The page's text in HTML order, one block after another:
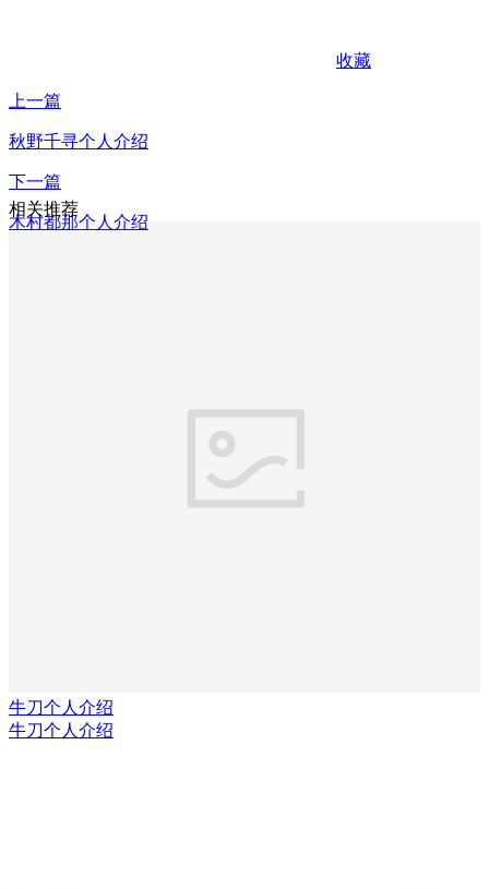
收藏
上一篇
秋野千寻个人介绍
下一篇
木村都那个人介绍
相关推荐
牛刀个人介绍
牛刀个人介绍